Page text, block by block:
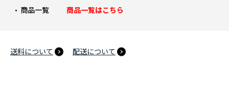
商品一覧
商品一覧はこちら
送料について 配送について